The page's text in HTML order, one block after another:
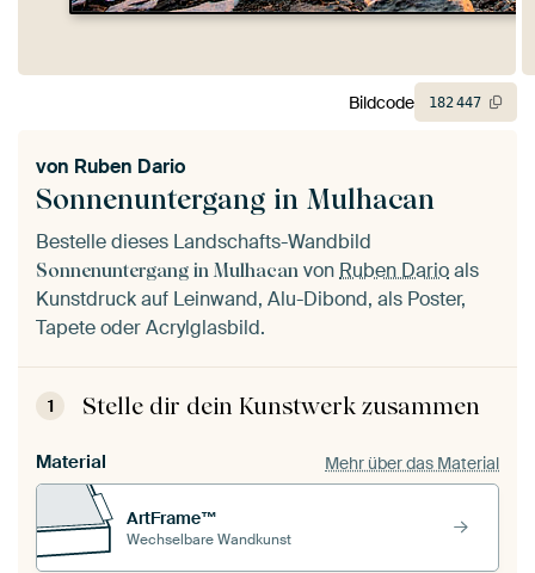
Sonnenuntergang in Mulhacan
von Ruben Dario
Bestelle dieses Landschafts-Wandbild
Sonnenuntergang in Mulhacan vonRuben Darioals
Kunstdruck auf Leinwand, Alu-Dibond, als Poster,
Tapete oder Acrylglasbild.
1 Stelle dir dein Kunstwerk zusammen
Material Mehr über das Material
ArtFrame™
Wechselbare Wandkunst
Bildcode 182447